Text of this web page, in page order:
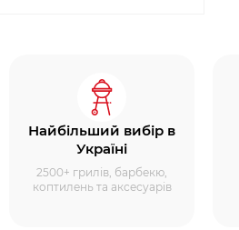
Найбільший вибір в
Україні
2500+ грилів, барбекю,
коптилень та аксесуарів